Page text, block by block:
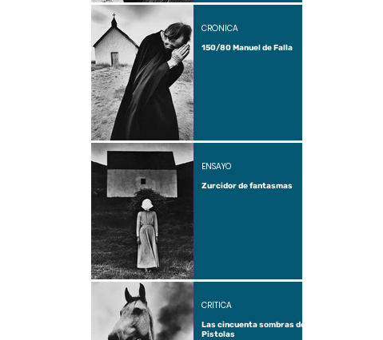
150/80 Manuel de Falla
CRÓNICA
Zurcidor de fantasmas
ENSAYO
Las cincuenta sombras de
Pistolas
CRÍTICA